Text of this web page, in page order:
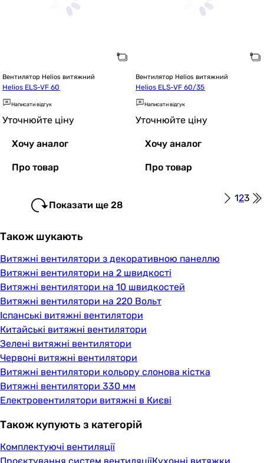
Вентилятор Helios витяжний
Helios ELS-VF 60
Написати відгук
Уточнюйте ціну
Хочу аналог
Про товар
Вентилятор Helios витяжний
Helios ELS-VF 60/35
Написати відгук
Уточнюйте ціну
Хочу аналог
Про товар
Показати ще 28
123
Також шукають
Витяжні вентилятори з декоративною панеллю
Витяжні вентилятори на 2 швидкості
Витяжні вентилятори на 10 швидкостей
Витяжні вентилятори на 220 Вольт
Іспанські витяжні вентилятори
Китайські витяжні вентилятори
Зелені витяжні вентилятори
Червоні витяжні вентилятори
Витяжні вентилятори кольору слонова кістка
Витяжні вентилятори 330 мм
Електровентилятори витяжні в Києві
Також купують з категорій
Комплектуючі вентиляції